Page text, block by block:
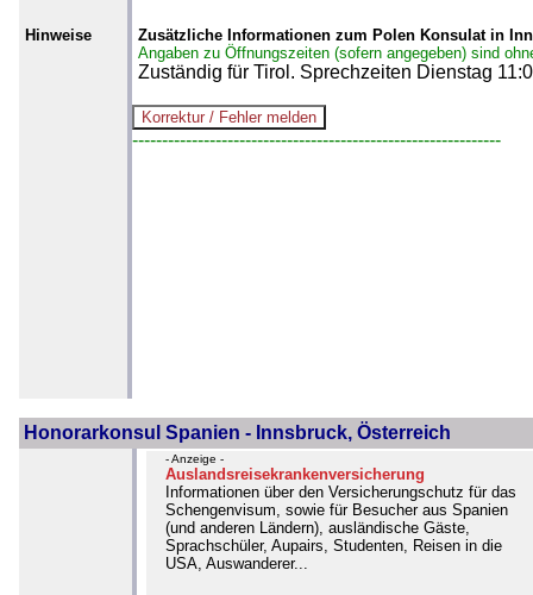
Hinweise
Zusätzliche Informationen zum Polen Konsulat in
Angaben zu Öffnungszeiten (sofern angegeben) sind
Zuständig für Tirol. Sprechzeiten Dienstag
--------------------------------------------------------------
Honorarkonsul Spanien - Innsbruck, Österreich
- Anzeige -
Auslandsreisekrankenversicherung
Informationen über den Versicherungschutz für das
Schengenvisum, sowie für Besucher aus Spanien
(und anderen Ländern), ausländische Gäste,
Sprachschüler, Aupairs, Studenten, Reisen in die
USA, Auswanderer...